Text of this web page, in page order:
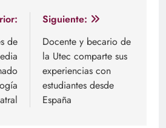
de
Siguiente:
Docente y becario de
la Utec comparte sus
experiencias con
estudiantes desde
España